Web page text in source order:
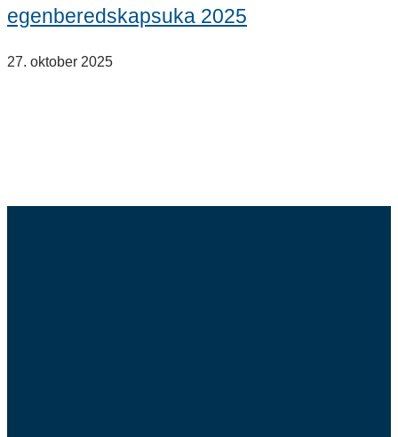
egenberedskapsuka 2025
27. oktober 2025